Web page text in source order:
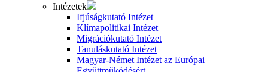
Intézetek
Ifjúságkutató Intézet
Klímapolitikai Intézet
Migrációkutató Intézet
Tanuláskutató Intézet
Magyar-Német Intézet az Európai